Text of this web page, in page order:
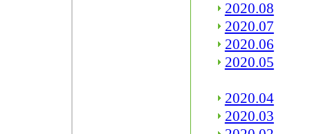
2020.08
2020.07
2020.06
2020.05
2020.04
2020.03